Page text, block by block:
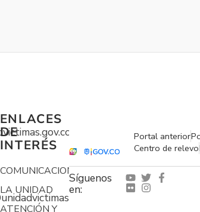
ENLACES
DE
INTERÉS
COMUNICACIONES
LA UNIDAD
ATENCIÓN Y
Portal anterior
Centro de relevo
Síguenos
en: